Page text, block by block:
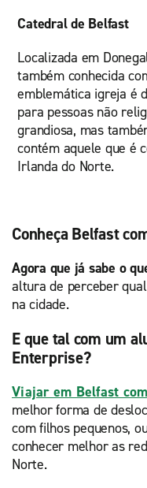
Catedral de Belfast
Localizada em
também conhecida
emblemática igreja é
para pessoas não
grandiosa, mas
contém aquele que é
Irlanda do Norte.
Conheça Belfast
Agora que já sabe o
altura de perceber
na cidade.
E que tal com um
Enterprise?
Viajar em Belfast
melhor forma de
com filhos pequenos,
conhecer melhor as
Norte.